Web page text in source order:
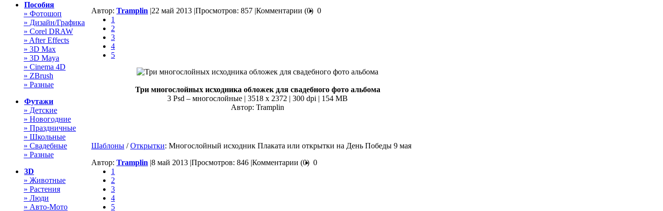
Пособия
» Фотошоп
» Дизайн/Графика
» Corel DRAW
» After Effects
» 3D Max
» 3D Maya
» Cinema 4D
» ZBrush
» Разные
Футажи
» Детские
» Новогодние
» Праздничные
» Школьные
» Свадебные
» Разные
3D
» Животные
» Растения
» Люди
» Авто-Мото
Автор: Tramplin |22 май 2013 |Просмотров: 857 |Комментарии (0) 0
1
2
3
4
5
Три многослойных исходника обложек для свадебного фото альбома
3 Psd – многослойные | 3518 x 2372 | 300 dpi | 154 MB
Автор: Tramplin
Шаблоны /Открытки: Многослойный исходник Плаката или открытки на День Победы 9 мая
Автор: Tramplin |8 май 2013 |Просмотров: 846 |Комментарии (0) 0
1
2
3
4
5